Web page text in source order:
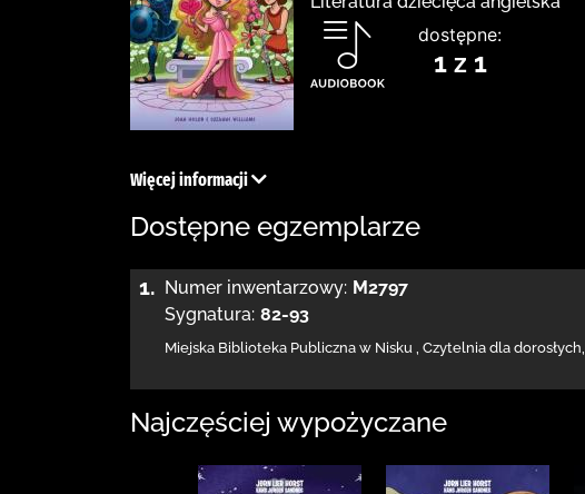
dostępne:
1 z 1
Więcej informacji
Dostępne egzemplarze
1. Numer inwentarzowy: M2797
Sygnatura: 82-93
Miejska Biblioteka Publiczna w Nisku , Czytelnia dla dorosłych,
Najczęściej wypożyczane